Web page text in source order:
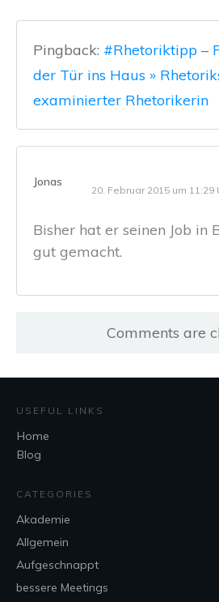
Pingback: #Rhetoriktipp –
der Tür ins Haus »
examinierter Rhetorikerin
Jonas
20. Februar 2015 um 11:29
Bisher hat er seinen Job in
gut gemacht.
Comments are
USEFUL LINKS
Home
Blog
CATEGORIES
Akademie
Allgemein
Aufgeschnappt
bessere Meetings